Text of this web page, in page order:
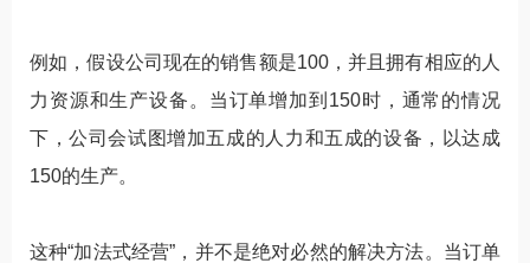
例如，假设公司现在的销售额是100，并且拥有相应的人
力资源和生产设备。当订单增加到150时，通常的情况
下，公司会试图增加五成的人力和五成的设备，以达成
150的生产。
这种“加法式经营”，并不是绝对必然的解决方法。当订单